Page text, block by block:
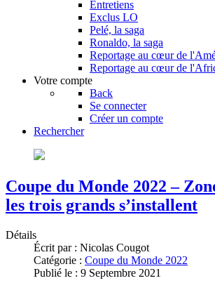
Entretiens
Exclus LO
Pelé, la saga
Ronaldo, la saga
Reportage au cœur de
Reportage au cœur de
Votre compte
Back
Se connecter
Créer un compte
Rechercher
Coupe du Monde 2022 –
les trois grands s’installent
Détails
Écrit par : Nicolas Cougot
Catégorie : Coupe du Monde 2022
Publié le : 9 Septembre 2021